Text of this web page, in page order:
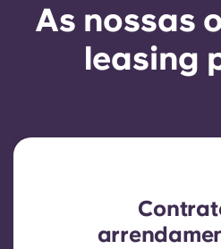
As nossas
leasing